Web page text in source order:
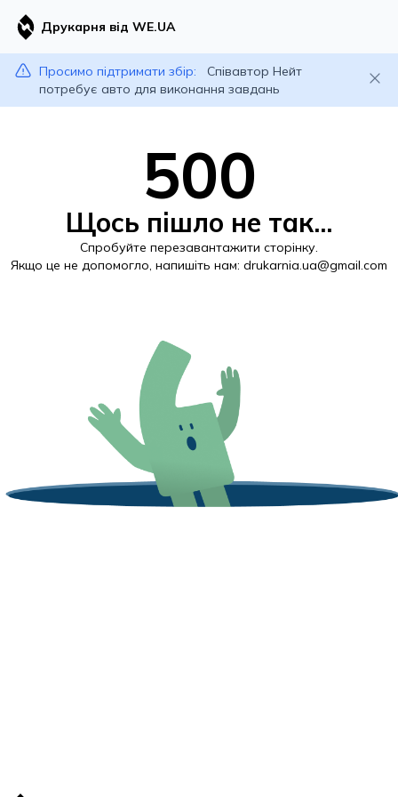
Друкарня від WE.UA
Просимо підтримати збір:
Співавтор Нейт
потребує авто для виконання завдань
500
Щось пішло не так...
Спробуйте перезавантажити сторінку.
Якщо це не допомогло, напишіть нам: drukarnia.ua@gmail.com